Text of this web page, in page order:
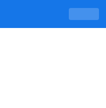
芜湖哪里有泄